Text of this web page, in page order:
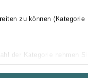
zu können (Kategorie
der Kategorie nehmen Sie